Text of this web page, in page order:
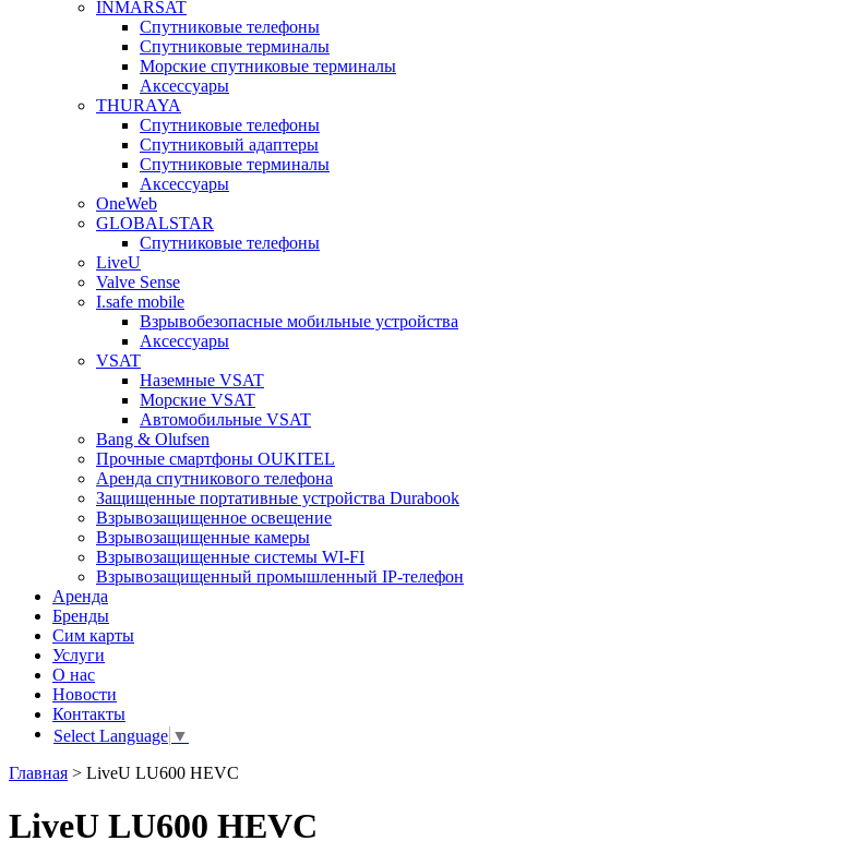
INMARSAT
Спутниковые телефоны
Спутниковые терминалы
Морские спутниковые терминалы
Аксессуары
THURAYA
Спутниковые телефоны
Спутниковый адаптеры
Спутниковые терминалы
Аксессуары
OneWeb
GLOBALSTAR
Спутниковые телефоны
LiveU
Valve Sense
I.safe mobile
Взрывобезопасные мобильные устройства
Аксессуары
VSAT
Наземные VSAT
Морские VSAT
Автомобильные VSAT
Bang & Olufsen
Прочные смартфоны OUKITEL
Аренда спутникового телефона
Защищенные портативные устройства Durabook
Взрывозащищенное освещение
Взрывозащищенные камеры
Взрывозащищенные системы WI-FI
Взрывозащищенный промышленный IP-телефон
Аренда
Бренды
Сим карты
Услуги
О нас
Новости
Контакты
Select Language ▼
Главная > LiveU LU600 HEVC
LiveU LU600 HEVC